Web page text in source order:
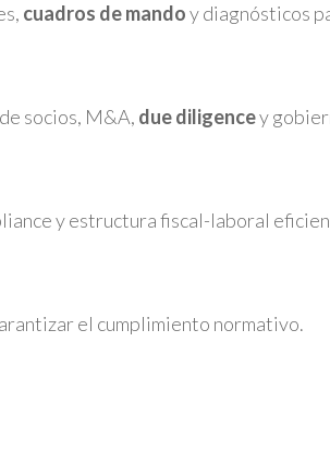
cuadros de mandoy diagnósticos
socios, M&A, due diligencey
y estructura fiscal-laboral
el cumplimiento normativo.